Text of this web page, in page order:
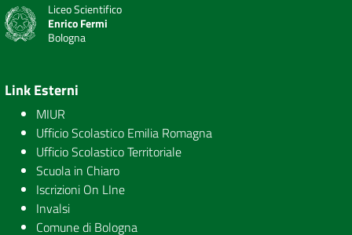
Liceo Scientifico
Enrico Fermi
Bologna
Link Esterni
MIUR
Ufficio Scolastico Emilia Romagna
Ufficio Scolastico Territoriale
Scuola in Chiaro
Iscrizioni On LIne
Invalsi
Comune di Bologna